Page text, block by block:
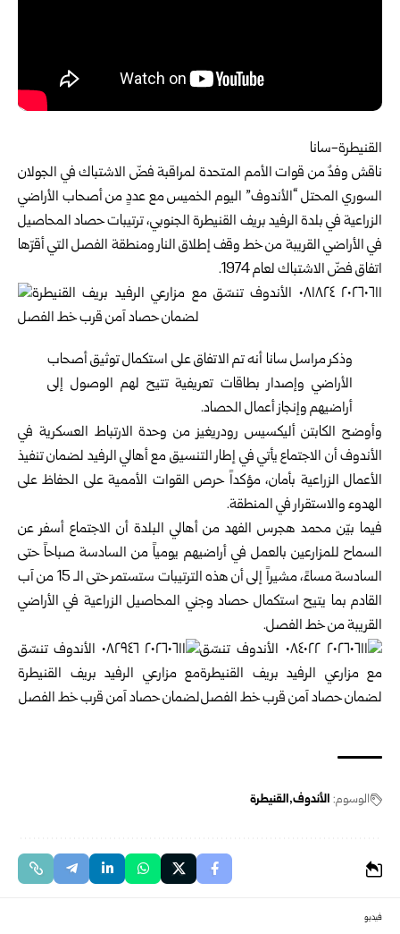
القنيطرة-سانا
ناقش وفدٌ من قوات الأمم المتحدة لمراقبة فضّ الاشتباك في الجولان
السوري المحتل “الأندوف” اليوم الخميس مع عددٍ من أصحاب الأراضي
الزراعية في بلدة الرفيد بريف القنيطرةالجنوبي، ترتيبات حصاد المحاصيل
في الأراضي القريبة من خط وقف إطلاق النار ومنطقة الفصل التي أقرّها
اتفاق فضّ الاشتباك لعام 1974.
وذكر مراسل سانا أنه تم الاتفاق على استكمال توثيق أصحاب
الأراضي وإصدار بطاقات تعريفية تتيح لهم الوصول إلى
أراضيهم وإنجاز أعمال الحصاد.
وأوضح الكابتن أليكسيس رودريغيز من وحدة الارتباط العسكرية في
الأندوف أن الاجتماع يأتي في إطار التنسيق مع أهالي الرفيد لضمان تنفيذ
الأعمال الزراعية بأمان، مؤكداً حرص القوات الأممية على الحفاظ على
الهدوء والاستقرار في المنطقة.
فيما بيّن محمد هجرس الفهد من أهالي البلدة أن الاجتماع أسفر عن
السماح للمزارعين بالعمل في أراضيهم يومياً من السادسة صباحاً حتى
السادسة مساءً، مشيراً إلى أن هذه الترتيبات ستستمر حتى الـ 15 من آب
القادم بما يتيح استكمال حصاد وجني المحاصيل الزراعية في الأراضي
القريبة من خط الفصل.
الوسوم: الأندوف القنيطرة
فيديو